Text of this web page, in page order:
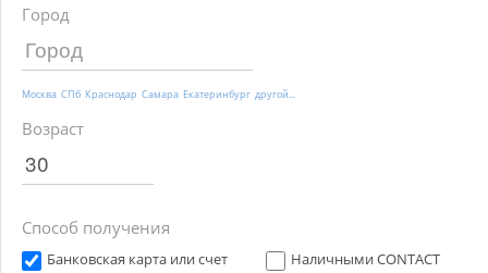
Город
Москва СПб Краснодар Самара Екатеринбург другой...
Возраст
Способ получения
Банковская карта или счет Наличными CONTACT